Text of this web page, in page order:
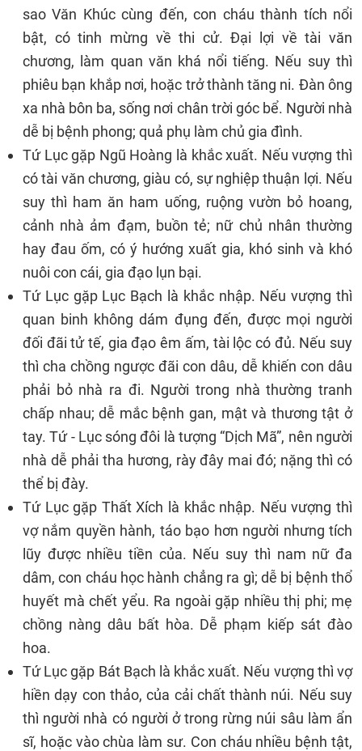
sao Văn Khúc cùng đến, con cháu thành tích nổi
bật, có tinh mừng về thi cử. Đại lợi về tài văn
chương, làm quan văn khá nổi tiếng. Nếu suy thì
phiêu bạn khắp nơi, hoặc trở thành tăng ni. Đàn ông
xa nhà bôn ba, sống nơi chân trời góc bể. Người nhà
dễ bị bệnh phong; quả phụ làm chủ gia đình.
Tứ Lục gặp Ngũ Hoàng là khắc xuất. Nếu vượng thì
có tài văn chương, giàu có, sự nghiệp thuận lợi. Nếu
suy thì ham ăn ham uống, ruộng vườn bỏ hoang,
cảnh nhà ảm đạm, buồn tẻ; nữ chủ nhân thường
hay đau ốm, có ý hướng xuất gia, khó sinh và khó
nuôi con cái, gia đạo lụn bại.
Tứ Lục gặp Lục Bạch là khắc nhập. Nếu vượng thì
quan binh không dám đụng đến, được mọi người
đối đãi tử tế, gia đạo êm ấm, tài lộc có đủ. Nếu suy
thì cha chồng ngược đãi con dâu, dễ khiến con dâu
phải bỏ nhà ra đi. Người trong nhà thường tranh
chấp nhau; dễ mắc bệnh gan, mật và thương tật ở
tay. Tứ - Lục sóng đôi là tượng “Dịch Mã”, nên người
nhà dễ phải tha hương, rày đây mai đó; nặng thì có
thể bị đày.
Tứ Lục gặp Thất Xích là khắc nhập. Nếu vượng thì
vợ nắm quyền hành, táo bạo hơn người nhưng tích
lũy được nhiều tiền của. Nếu suy thì nam nữ đa
dâm, con cháu học hành chẳng ra gì; dễ bị bệnh thổ
huyết mà chết yểu. Ra ngoài gặp nhiều thị phi; mẹ
chồng nàng dâu bất hòa. Dễ phạm kiếp sát đào
hoa.
Tứ Lục gặp Bát Bạch là khắc xuất. Nếu vượng thì vợ
hiền dạy con thảo, của cải chất thành núi. Nếu suy
thì người nhà có người ở trong rừng núi sâu làm ẩn
sĩ, hoặc vào chùa làm sư. Con cháu nhiều bệnh tật,